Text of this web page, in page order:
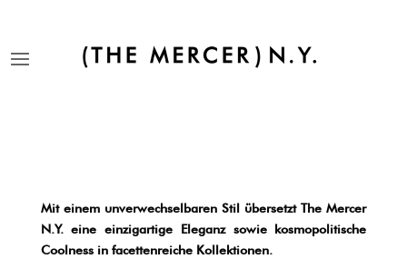
Mit einem unverwechselbaren Stil übersetzt The Mercer
N.Y. eine einzigartige Eleganz sowie kosmopolitische
Coolness in facettenreiche Kollektionen.